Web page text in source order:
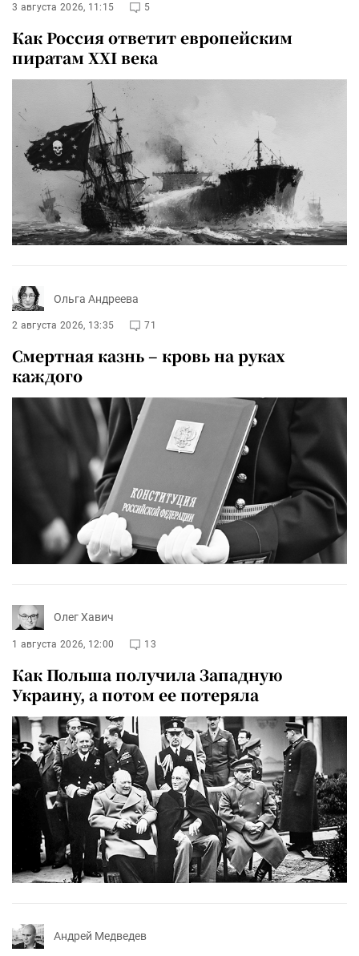
3 августа 2026, 11:15 5
Как Россия ответит европейским
пиратам XXI века
Ольга Андреева
2 августа 2026, 13:35 71
Смертная казнь – кровь на руках
каждого
Олег Хавич
1 августа 2026, 12:00 13
Как Польша получила Западную
Украину, а потом ее потеряла
Андрей Медведев